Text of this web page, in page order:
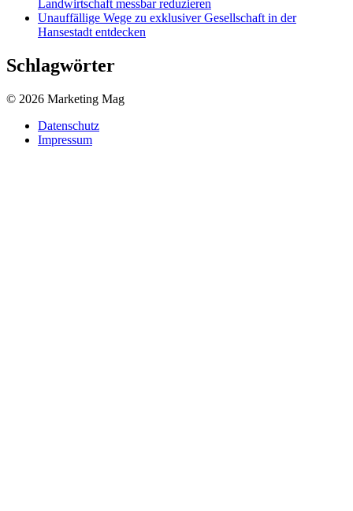
Landwirtschaft messbar reduzieren
Unauffällige Wege zu exklusiver Gesellschaft in der
Hansestadt entdecken
Schlagwörter
© 2026 Marketing Mag
Datenschutz
Impressum